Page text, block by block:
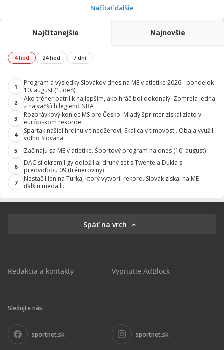
Načítať ďalšie
Najčítanejšie Najnovšie
4 hod 24 hod 7 dní
1
Program a výsledky Slovákov dnes na ME v atletike 2026 - pondelok
10. august (1. deň)
2
Ako tréner patril k najlepším, ako hráč bol dokonalý. Zomrela jedna
z najväčších legiend NBA
3
Rozprávkový koniec MS pre Česko. Mladý šprintér získal zlato v
európskom rekorde
4
Spartak našiel hrdinu v tínedžerovi, Skalica v tímovosti. Obaja využili
voľno Slovana
5 Začínajú sa ME v atletike. Športový program na dnes (10. august)
6
DAC si okrem ligy odložil aj druhý set s Twente a Dukla s
predvoľbou 09 (tréneroviny)
7
Nestačil len na Turka, ktorý vytvoril rekord. Slovák získal na ME
ďalšiu medailu
Späť na vrch
Redakcia a kontakty Vypnutie AdBlock
Sledujte nás:
sportnet.sk sportnet.sk